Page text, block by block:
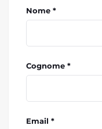
Nome *
Cognome *
Email *